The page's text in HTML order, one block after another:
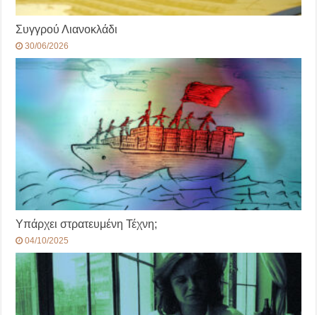
Συγγρού Λιανοκλάδι
30/06/2026
Υπάρχει στρατευμένη Τέχνη;
04/10/2025